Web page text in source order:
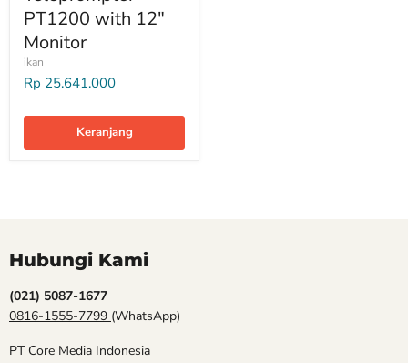
PT1200 with 12″
Monitor
ikan
Rp 25.641.000
Keranjang
Hubungi Kami
(021) 5087-1677
0816-1555-7799 (WhatsApp)
PT Core Media Indonesia